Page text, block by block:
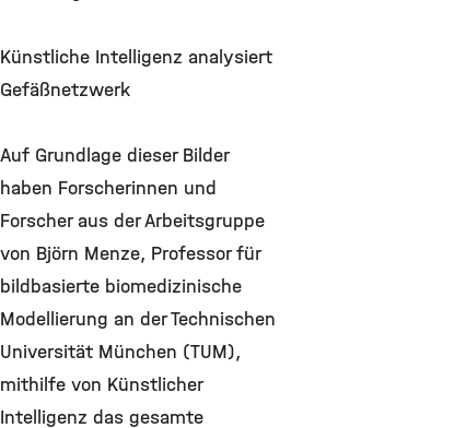
Künstliche Intelligenz analysiert
Gefäßnetzwerk
Auf Grundlage dieser Bilder
haben Forscherinnen und
Forscher aus der Arbeitsgruppe
von Björn Menze, Professor für
bildbasierte biomedizinische
Modellierung an der Technischen
Universität München (TUM),
mithilfe von Künstlicher
Intelligenz das gesamte